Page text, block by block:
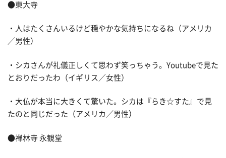
●東大寺
・人はたくさんいるけど穏やかな気持ちになるね（アメリカ
／男性）
・シカさんが礼儀正しくて思わず笑っちゃう。Youtubeで見た
とおりだったわ（イギリス／女性）
・大仏が本当に大きくて驚いた。シカは『らき☆すた』で見
たのと同じだった（アメリカ／男性）
●禅林寺 永観堂